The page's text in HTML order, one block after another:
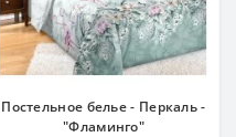
Постельное белье - Перкаль -
"Фламинго"